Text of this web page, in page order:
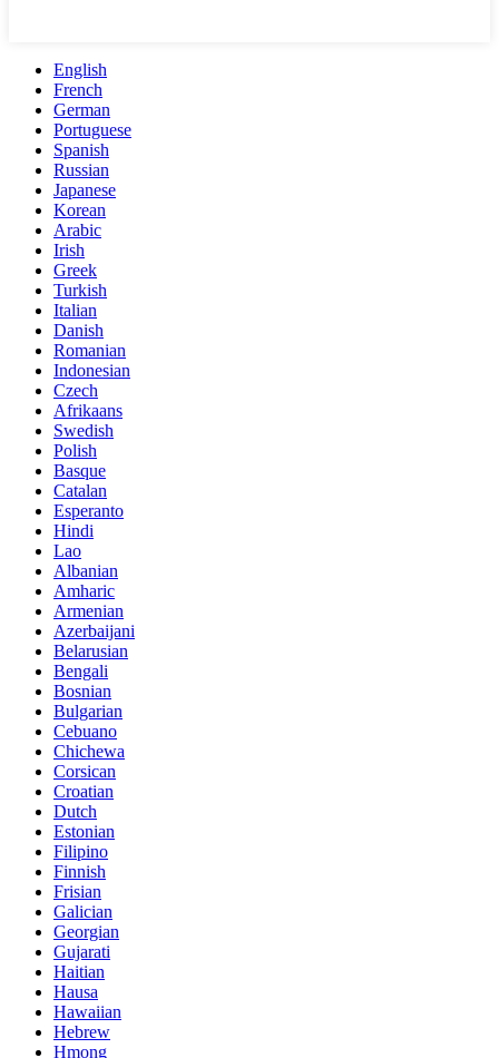
English
French
German
Portuguese
Spanish
Russian
Japanese
Korean
Arabic
Irish
Greek
Turkish
Italian
Danish
Romanian
Indonesian
Czech
Afrikaans
Swedish
Polish
Basque
Catalan
Esperanto
Hindi
Lao
Albanian
Amharic
Armenian
Azerbaijani
Belarusian
Bengali
Bosnian
Bulgarian
Cebuano
Chichewa
Corsican
Croatian
Dutch
Estonian
Filipino
Finnish
Frisian
Galician
Georgian
Gujarati
Haitian
Hausa
Hawaiian
Hebrew
Hmong